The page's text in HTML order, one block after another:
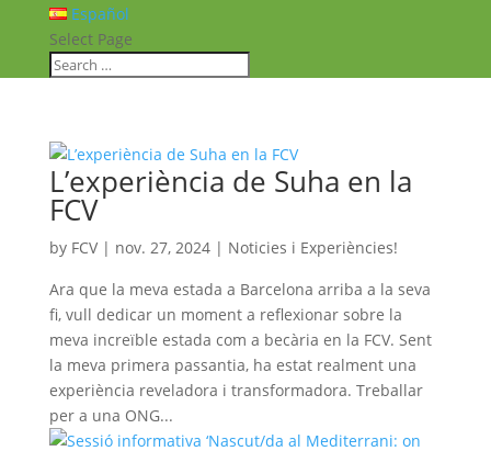
Español
Select Page
L’experiència de Suha en la
FCV
by FCV| nov. 27, 2024| Noticies i Experiències!
Ara que la meva estada a Barcelona arriba a la seva
fi, vull dedicar un moment a reflexionar sobre la
meva increïble estada com a becària en la FCV. Sent
la meva primera passantia, ha estat realment una
experiència reveladora i transformadora. Treballar
per a una ONG...